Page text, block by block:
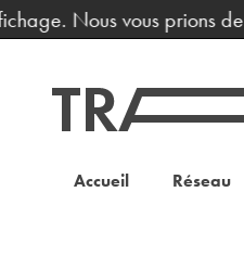
Nous vous prions
Accueil Réseau